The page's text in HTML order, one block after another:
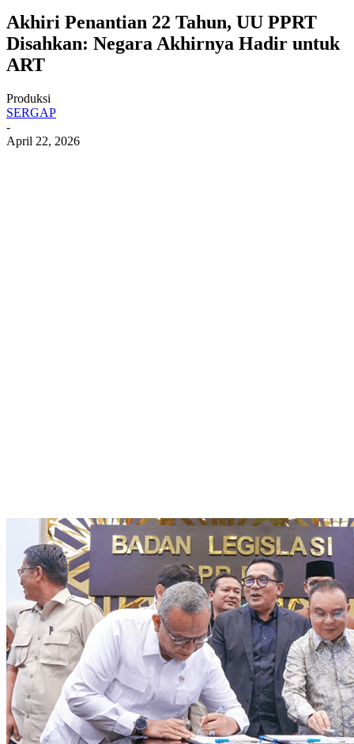
Akhiri Penantian 22 Tahun, UU PPRT
Disahkan: Negara Akhirnya Hadir untuk
ART
Produksi
SERGAP
-
April 22, 2026